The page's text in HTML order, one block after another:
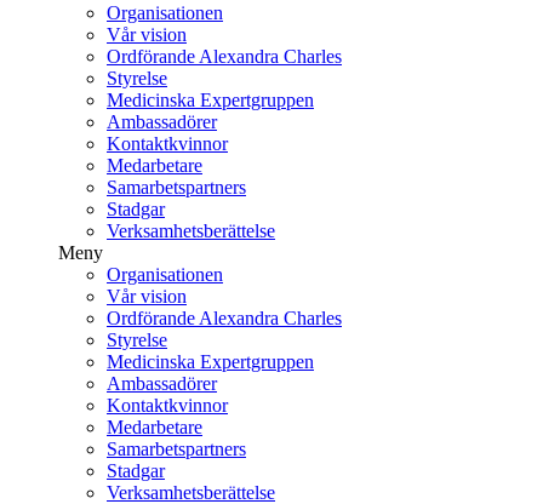
Organisationen
Vår vision
Ordförande Alexandra Charles
Styrelse
Medicinska Expertgruppen
Ambassadörer
Kontaktkvinnor
Medarbetare
Samarbetspartners
Stadgar
Verksamhetsberättelse
Meny
Organisationen
Vår vision
Ordförande Alexandra Charles
Styrelse
Medicinska Expertgruppen
Ambassadörer
Kontaktkvinnor
Medarbetare
Samarbetspartners
Stadgar
Verksamhetsberättelse